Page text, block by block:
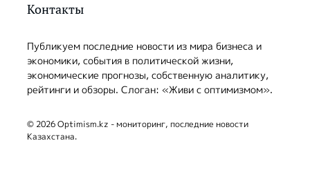
Контакты
Публикуем последние новости из мира бизнеса и
экономики, события в политической жизни,
экономические прогнозы, собственную аналитику,
рейтинги и обзоры. Слоган: «Живи с оптимизмом».
© 2026 Optimism.kz - мониторинг, последние новости
Казахстана.